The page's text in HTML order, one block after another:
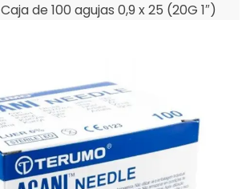
Caja de 100 agujas 0,9 x 25 (20G 1″)